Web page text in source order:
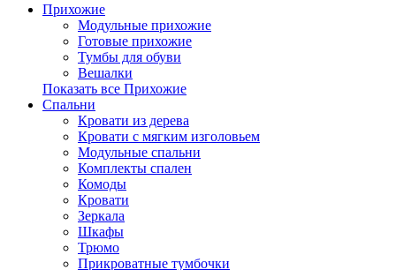
Прихожие
Модульные прихожие
Готовые прихожие
Тумбы для обуви
Вешалки
Показать все Прихожие
Спальни
Кровати из дерева
Кровати с мягким изголовьем
Модульные спальни
Комплекты спален
Комоды
Кровати
Зеркала
Шкафы
Трюмо
Прикроватные тумбочки